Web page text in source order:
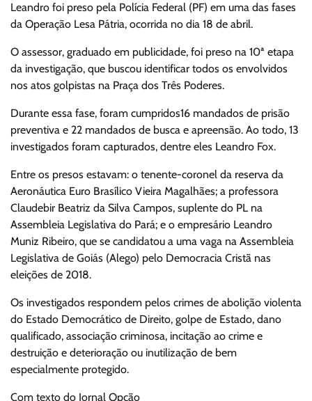
Leandro foi preso pela Polícia Federal (PF) em uma das fases
da Operação Lesa Pátria, ocorrida no dia 18 de abril.
O assessor, graduado em publicidade, foi preso na 10ª etapa
da investigação, que buscou identificar todos os envolvidos
nos atos golpistas na Praça dos Três Poderes.
Durante essa fase, foram cumpridos16 mandados de prisão
preventiva e 22 mandados de busca e apreensão. Ao todo, 13
investigados foram capturados, dentre eles Leandro Fox.
Entre os presos estavam: o tenente-coronel da reserva da
Aeronáutica Euro Brasílico Vieira Magalhães; a professora
Claudebir Beatriz da Silva Campos, suplente do PL na
Assembleia Legislativa do Pará; e o empresário Leandro
Muniz Ribeiro, que se candidatou a uma vaga na Assembleia
Legislativa de Goiás (Alego) pelo Democracia Cristã nas
eleições de 2018.
Os investigados respondem pelos crimes de abolição violenta
do Estado Democrático de Direito, golpe de Estado, dano
qualificado, associação criminosa, incitação ao crime e
destruição e deterioração ou inutilização de bem
especialmente protegido.
Com texto do Jornal Opção